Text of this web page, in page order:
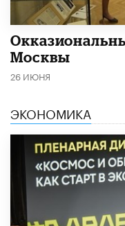
Москвы
26 ИЮНЯ
ЭКОНОМИКА